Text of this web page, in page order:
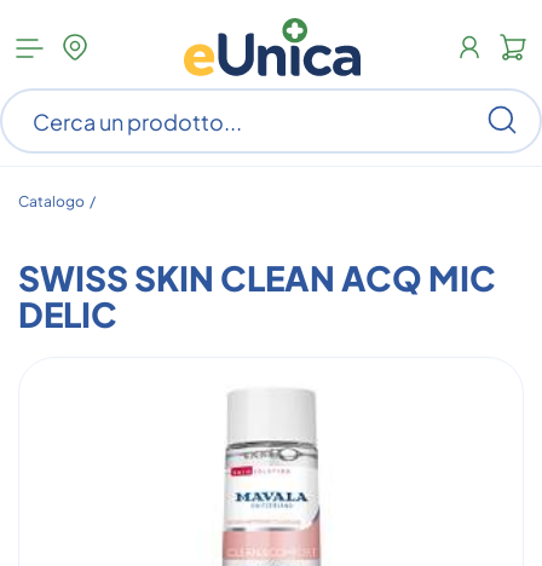
Apri
menu
categorie
Catalogo /
SWISS SKIN CLEAN ACQ MIC
DELIC